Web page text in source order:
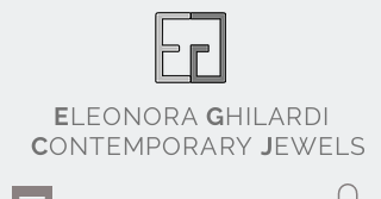
ELEONORA GHILARDI
CONTEMPORARY JEWELS